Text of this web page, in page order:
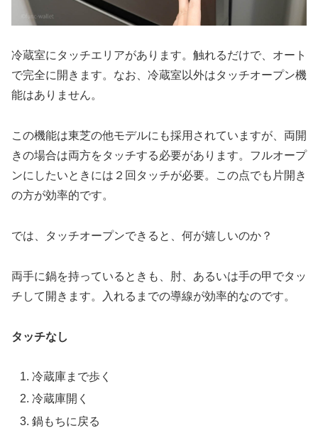
冷蔵室にタッチエリアがあります。触れるだけで、オート
で完全に開きます。なお、冷蔵室以外はタッチオープン機
能はありません。
この機能は東芝の他モデルにも採用されていますが、両開
きの場合は両方をタッチする必要があります。フルオープ
ンにしたいときには２回タッチが必要。この点でも片開き
の方が効率的です。
では、タッチオープンできると、何が嬉しいのか？
両手に鍋を持っているときも、肘、あるいは手の甲でタッ
チして開きます。入れるまでの導線が効率的なのです。
タッチなし
冷蔵庫まで歩く
冷蔵庫開く
鍋もちに戻る